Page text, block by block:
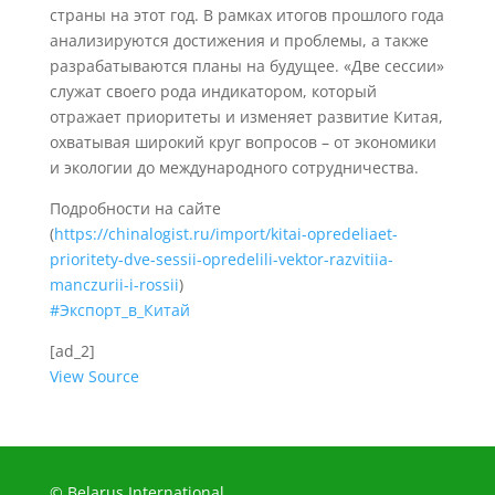
страны на этот год. В рамках итогов прошлого года
анализируются достижения и проблемы, а также
разрабатываются планы на будущее. «Две сессии»
служат своего рода индикатором, который
отражает приоритеты и изменяет развитие Китая,
охватывая широкий круг вопросов – от экономики
и экологии до международного сотрудничества.
Подробности на сайте
(https://chinalogist.ru/import/kitai-opredeliaet-
prioritety-dve-sessii-opredelili-vektor-razvitiia-
manczurii-i-rossii)
#Экспорт_в_Китай
[ad_2]
View Source